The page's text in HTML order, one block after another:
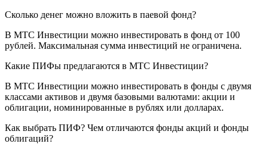
Сколько денег можно вложить в паевой фонд?
В МТС Инвестиции можно инвестировать в фонд от 100
рублей. Максимальная сумма инвестиций не ограничена.
Какие ПИФы предлагаются в МТС Инвестиции?
В МТС Инвестиции можно инвестировать в фонды с двумя
классами активов и двумя базовыми валютами: акции и
облигации, номинированные в рублях или долларах.
Как выбрать ПИФ? Чем отличаются фонды акций и фонды
облигаций?